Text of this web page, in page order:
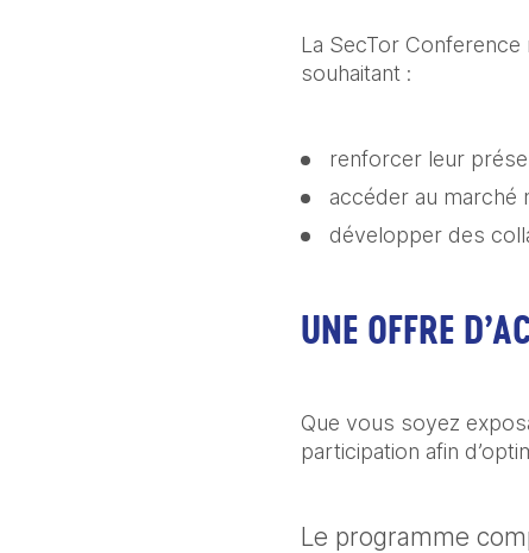
La SecTor
souhaitant :
renforcer leur
accéder au marché
développer des
UNE OFFRE
Que vous soyez
participation afin
Le programme